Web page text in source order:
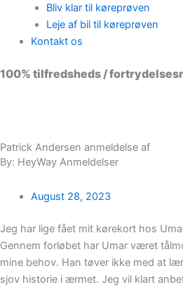
Bliv klar til køreprøven
Leje af bil til køreprøven
Kontakt os
100% tilfredsheds /
Patrick Andersen anmeldelse af
By: HeyWay Anmeldelser
August 28, 2023
Jeg har lige fået mit kørekort hos
Gennem forløbet har Umar været
mine behov. Han tøver ikke med at
sjov historie i ærmet. Jeg vil klart